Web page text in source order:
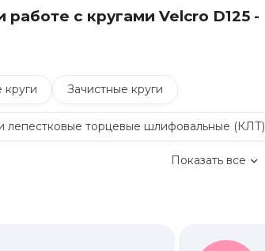
с кругами Velcro D125 -
Зачистные круги
лепестковые торцевые шлифовальные (КЛТ)
Показать все